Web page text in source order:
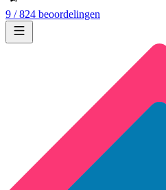
9 / 824 beoordelingen